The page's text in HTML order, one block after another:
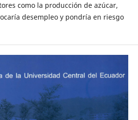
como la producción de azúcar,
desempleo y pondría en riesgo